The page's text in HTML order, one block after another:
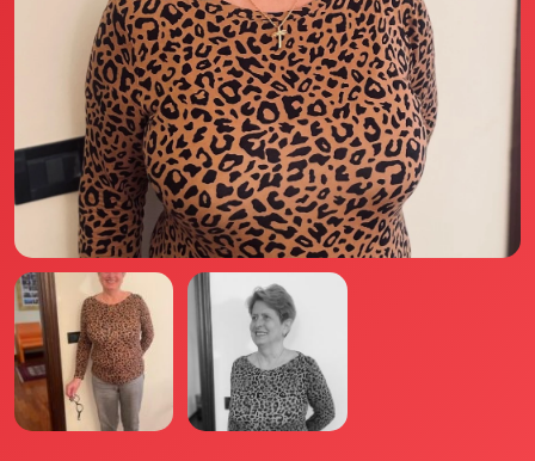
Quanto costa Club di Più
Love Academy
Domande Frequenti
Impegno Sociale
Le nostre sedi
Facebook
YouTube
Instagram
TikTok